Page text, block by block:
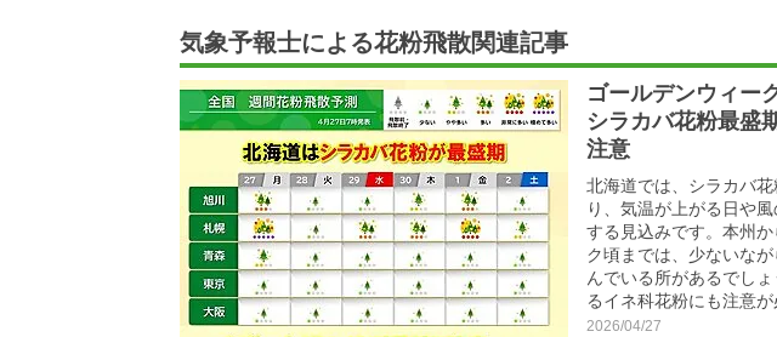
気象予報士による花粉飛散関連記事
ゴールデンウィ
シラカバ花粉最
注意
北海道では、シラカバ
り、気温が上がる日や
する見込みです。本州
ク頃までは、少ないな
んでいる所があるでし
るイネ科花粉にも注意が
2026/04/27